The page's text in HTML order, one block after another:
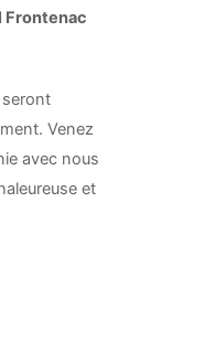
seront
Venez
avec nous
et